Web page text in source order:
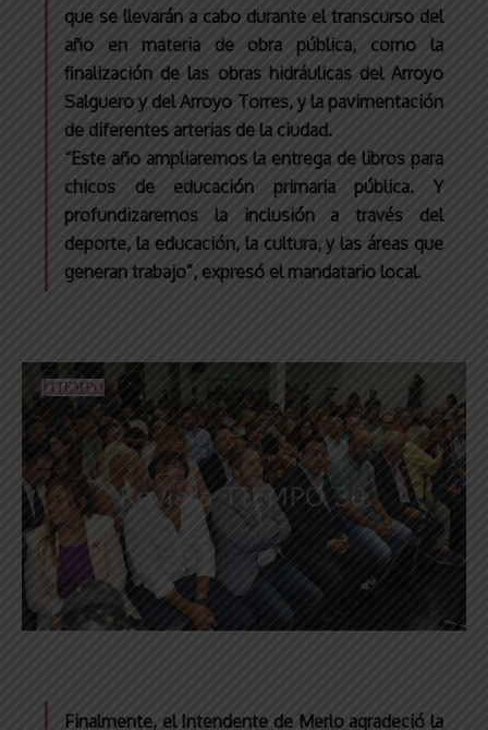
que se llevarán a cabo durante el transcurso del
año en materia de obra pública, como la
finalización de las obras hidráulicas del Arroyo
Salguero y del Arroyo Torres, y la pavimentación
de diferentes arterias de la ciudad.
“Este año ampliaremos la entrega de libros para
chicos de educación primaria pública. Y
profundizaremos la inclusión a través del
deporte, la educación, la cultura, y las áreas que
generan trabajo”, expresó el mandatario local.
Finalmente, el Intendente de Merlo agradeció la